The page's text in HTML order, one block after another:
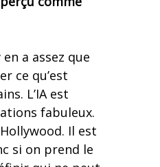
a assez que
ce qu’est
L’IA est
fabuleux.
Il est
si on prend le